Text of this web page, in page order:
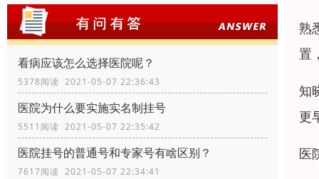
看病应该怎么选择医院呢？
5378阅读 2021-05-07 22:36:43
医院为什么要实施实名制挂号
5511阅读 2021-05-07 22:35:42
医院挂号的普通号和专家号有啥区别？
7617阅读 2021-05-07 22:34:41
熟
置
知
更
医